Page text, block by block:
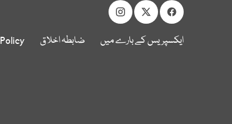
ایکسپریس کے بارے میں ضابطہ اخلاق